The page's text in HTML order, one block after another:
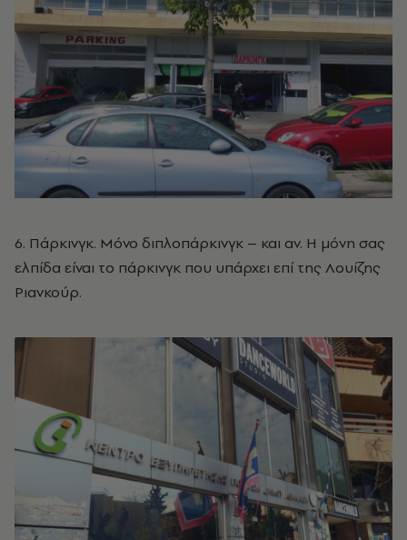
6. Πάρκινγκ. Μόνο διπλοπάρκινγκ – και αν. Η μόνη σας
ελπίδα είναι το πάρκινγκ που υπάρχει επί της Λουίζης
Ριανκούρ.